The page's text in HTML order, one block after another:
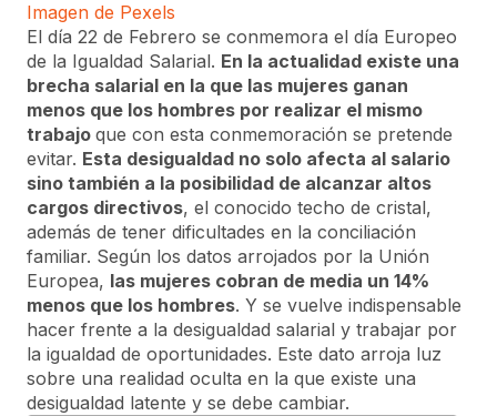
Imagen de Pexels
El día 22 de Febrero se conmemora el día Europeo
de la Igualdad Salarial. En la actualidad existe una
brecha salarial en la que las mujeres ganan
menos que los hombres por realizar el mismo
trabajo que con esta conmemoración se pretende
evitar. Esta desigualdad no solo afecta al salario
sino también a la posibilidad de alcanzar altos
cargos directivos, el conocido techo de cristal,
además de tener dificultades en la conciliación
familiar. Según los datos arrojados por la Unión
Europea, las mujeres cobran de media un 14%
menos que los hombres. Y se vuelve indispensable
hacer frente a la desigualdad salarial y trabajar por
la igualdad de oportunidades. Este dato arroja luz
sobre una realidad oculta en la que existe una
desigualdad latente y se debe cambiar.